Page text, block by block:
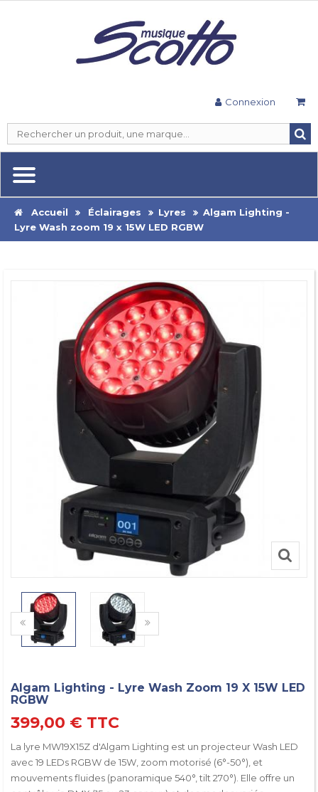
Connexion
Accueil Éclairages Lyres
Algam Lighting -
Lyre Wash zoom 19 x 15W LED RGBW
Algam Lighting - Lyre Wash Zoom 19 X 15W LED
RGBW
399,00 € TTC
La lyre MW19X15Z d'Algam Lighting est un projecteur Wash LED
avec 19 LEDs RGBW de 15W, zoom motorisé (6°-50°), et
mouvements fluides (panoramique 540°, tilt 270°). Elle offre un